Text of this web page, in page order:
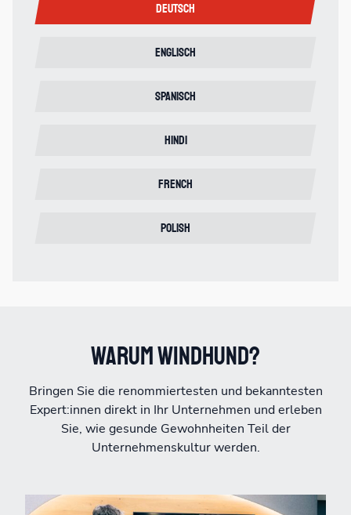
Deutsch
Englisch
Spanisch
Hindi
French
Polish
Warum Windhund?
Bringen Sie die renommiertesten und bekanntesten
Expert:innen direkt in Ihr Unternehmen und erleben
Sie, wie gesunde Gewohnheiten Teil der
Unternehmenskultur werden.